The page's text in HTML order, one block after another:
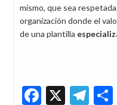
mismo, que sea
organización donde el
de una plantilla
Facebook
X